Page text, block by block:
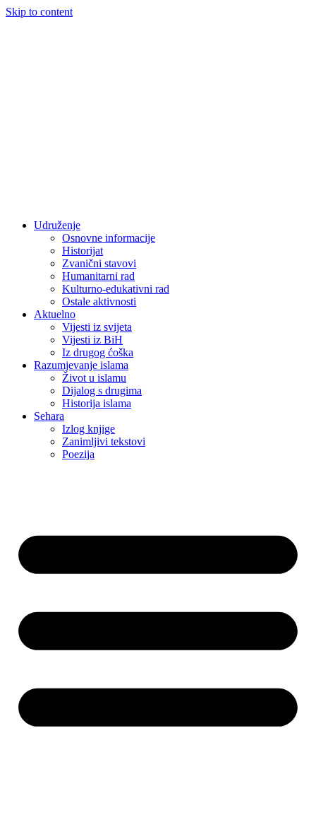
Skip to content
Udruženje
Osnovne informacije
Historijat
Zvanični stavovi
Humanitarni rad
Kulturno-edukativni rad
Ostale aktivnosti
Aktuelno
Vijesti iz svijeta
Vijesti iz BiH
Iz drugog ćoška
Razumjevanje islama
Život u islamu
Dijalog s drugima
Historija islama
Sehara
Izlog knjige
Zanimljivi tekstovi
Poezija